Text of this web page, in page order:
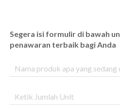
Segera isi formulir di bawah
penawaran terbaik bagi Anda